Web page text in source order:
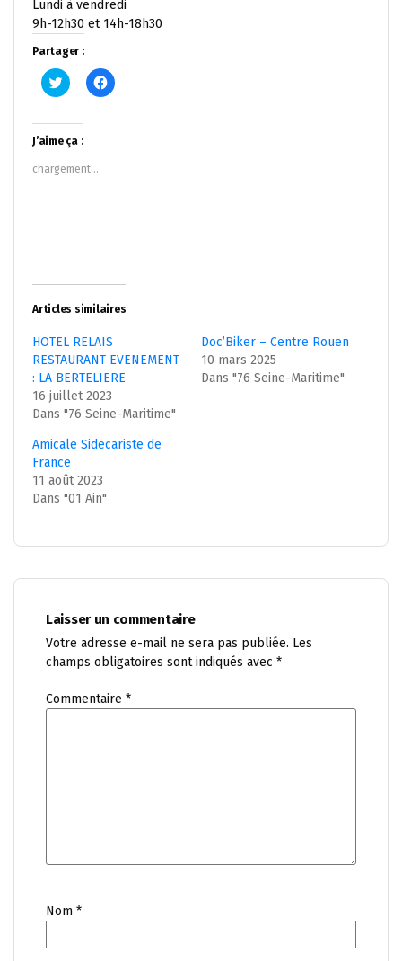
Lundi à vendredi
9h-12h30 et 14h-18h30
Partager :
Cliquez
pour
Twitter(ouvre
dans
une
nouvelle
fenêtre)
Cliquez
pour
J’aime ça :
chargement…
Articles similaires
HOTEL RELAIS
RESTAURANT EVENEMENT
: LA BERTELIERE
16 juillet 2023
Dans "76 Seine-Maritime"
Doc’Biker – Centre Rouen
10 mars 2025
Dans "76 Seine-Maritime"
Amicale Sidecariste de
France
11 août 2023
Dans "01 Ain"
Laisser un commentaire
Votre adresse e-mail ne sera pas publiée. Les
champs obligatoires sont indiqués avec *
Commentaire *
Nom *